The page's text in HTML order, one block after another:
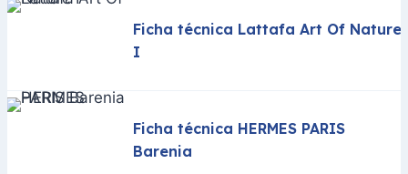
Ficha técnica Lattafa Art Of Nature
I
Ficha técnica HERMES PARIS
Barenia